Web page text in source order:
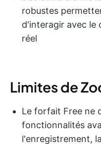
robustes
d'interagir avec le
réel
Limites de
Le forfait Free ne
fonctionnalités
l'enregistrement,